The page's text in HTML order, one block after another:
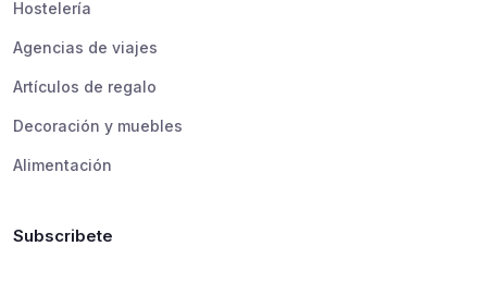
Hostelería
Agencias de viajes
Artículos de regalo
Decoración y muebles
Alimentación
Subscribete